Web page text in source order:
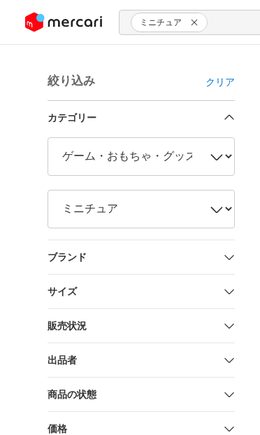
ツにスキップ ミニチュア
絞り込み クリア
カテゴリー
ブランド
サイズ
販売状況
出品者
商品の状態
価格